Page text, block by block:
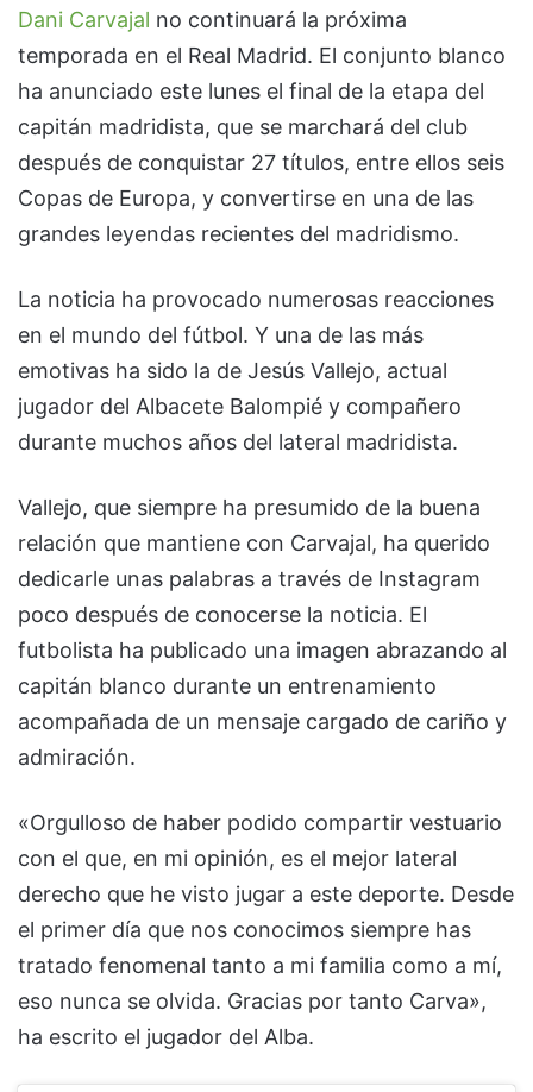
Dani Carvajal no continuará la próxima
temporada en el Real Madrid. El conjunto blanco
ha anunciado este lunes el final de la etapa del
capitán madridista, que se marchará del club
después de conquistar 27 títulos, entre ellos seis
Copas de Europa, y convertirse en una de las
grandes leyendas recientes del madridismo.
La noticia ha provocado numerosas reacciones
en el mundo del fútbol. Y una de las más
emotivas ha sido la de Jesús Vallejo, actual
jugador del Albacete Balompié y compañero
durante muchos años del lateral madridista.
Vallejo, que siempre ha presumido de la buena
relación que mantiene con Carvajal, ha querido
dedicarle unas palabras a través de Instagram
poco después de conocerse la noticia. El
futbolista ha publicado una imagen abrazando al
capitán blanco durante un entrenamiento
acompañada de un mensaje cargado de cariño y
admiración.
«Orgulloso de haber podido compartir vestuario
con el que, en mi opinión, es el mejor lateral
derecho que he visto jugar a este deporte. Desde
el primer día que nos conocimos siempre has
tratado fenomenal tanto a mi familia como a mí,
eso nunca se olvida. Gracias por tanto Carva»,
ha escrito el jugador del Alba.